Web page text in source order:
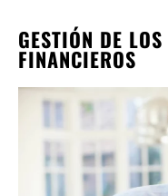
GESTIÓN DE
FINANCIEROS